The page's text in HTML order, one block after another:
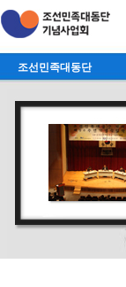
조선민족대동단